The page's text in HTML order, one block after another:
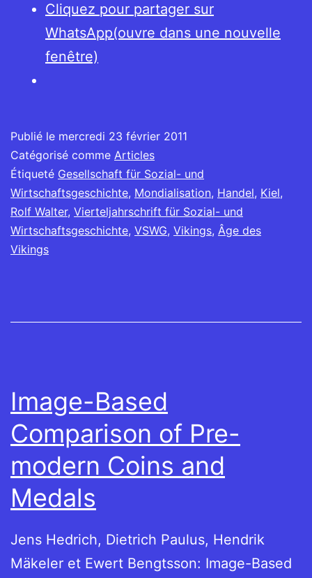
Cliquez pour partager sur
WhatsApp(ouvre dans une nouvelle
fenêtre)
Publié le mercredi 23 février 2011
Catégorisé comme Articles
Étiqueté Gesellschaft für Sozial- und
Wirtschaftsgeschichte, Mondialisation, Handel, Kiel,
Rolf Walter, Vierteljahrschrift für Sozial- und
Wirtschaftsgeschichte, VSWG, Vikings, Âge des
Vikings
Image-Based
Comparison of Pre-
modern Coins and
Medals
Jens Hedrich, Dietrich Paulus, Hendrik
Mäkeler et Ewert Bengtsson: Image-Based